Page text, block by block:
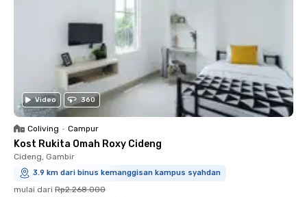
Video 360
Coliving • Campur
Kost Rukita Omah Roxy Cideng
Cideng, Gambir
3.9 km dari binus kemanggisan kampus syahdan
mulai dari Rp2.268.000